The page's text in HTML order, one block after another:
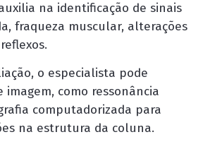
na identificação de sinais
fraqueza muscular, alterações
o especialista pode
imagem, como ressonância
computadorizada para
na estrutura da coluna.